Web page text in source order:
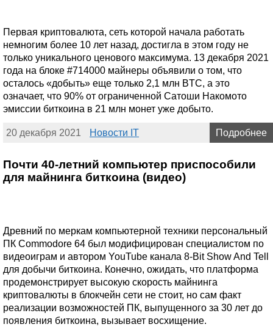
Первая криптовалюта, сеть которой начала работать
немногим более 10 лет назад, достигла в этом году не
только уникального ценового максимума. 13 декабря 2021
года на блоке #714000 майнеры объявили о том, что
осталось «добыть» еще только 2,1 млн BTC, а это
означает, что 90% от ограниченной Сатоши Накомото
эмиссии биткоина в 21 млн монет уже добыто.
20 декабря 2021 Новости IT Подробнее
Почти 40-летний компьютер приспособили
для майнинга биткоина (видео)
Древний по меркам компьютерной техники персональный
ПК Commodore 64 был модифицирован специалистом по
видеоиграм и автором YouTube канала 8-Bit Show And Tell
для добычи биткоина. Конечно, ожидать, что платформа
продемонстрирует высокую скорость майнинга
криптовалюты в блокчейн сети не стоит, но сам факт
реализации возможностей ПК, выпущенного за 30 лет до
появления биткоина, вызывает восхищение.